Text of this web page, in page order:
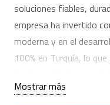
soluciones fiables,
empresa ha invertido
moderna y en el
100% en Turquía, lo
explotaciones agrícolas
Mostrar más